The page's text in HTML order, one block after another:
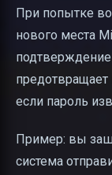
При попытке
нового места
если пароль
Пример: вы
система